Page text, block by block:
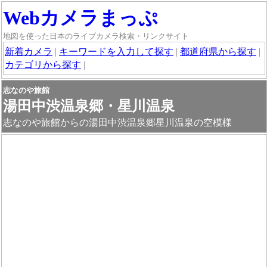
Webカメラまっぷ
地図を使った日本のライブカメラ検索・リンクサイト
新着カメラ | キーワードを入力して探す | 都道府県から探す |
カテゴリから探す |
志なのや旅館
湯田中渋温泉郷・星川温泉
志なのや旅館からの湯田中渋温泉郷星川温泉の空模様